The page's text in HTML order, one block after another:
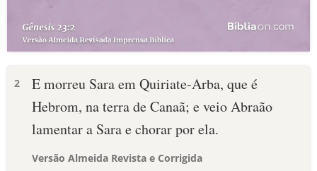
2
E morreu Sara em Quiriate-Arba, que é
Hebrom, na terra de Canaã; e veio Abraão
lamentar a Sara e chorar por ela.
Versão Almeida Revista e Corrigida